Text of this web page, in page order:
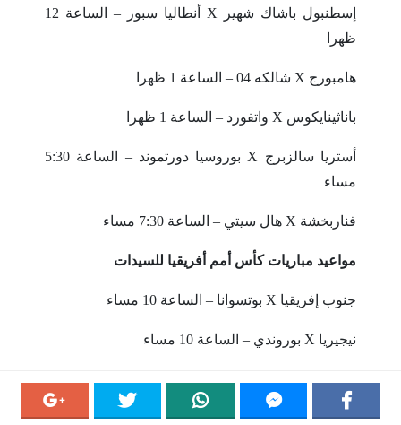
إسطنبول باشاك شهير X أنطاليا سبور – الساعة 12
ظهرا
هامبورج X شالكه 04 – الساعة 1 ظهرا
باناثينايكوس X واتفورد – الساعة 1 ظهرا
أستريا سالزبرج X بوروسيا دورتموند – الساعة 5:30
مساء
فناربخشة X هال سيتي – الساعة 7:30 مساء
مواعيد مباريات كأس أمم أفريقيا للسيدات
جنوب إفريقيا X بوتسوانا – الساعة 10 مساء
نيجيريا X بوروندي – الساعة 10 مساء